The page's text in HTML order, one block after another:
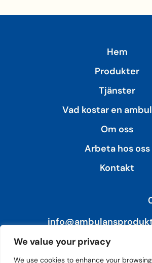
We value your privacy
We use cookies to enhance your
Hem
Produkter
Tjänster
Vad kostar en
Om oss
Arbeta hos oss
Kontakt
Ambulansproduktion
Mullervägen 23